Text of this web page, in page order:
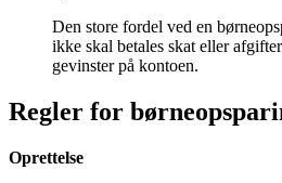
Den store fordel ved en
ikke skal betales skat eller
gevinster på kontoen.
Regler for
Oprettelse